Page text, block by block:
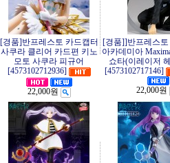
[경품]반프레스토 카드캡터
사쿠라 클리어 카드편 키노
모토 사쿠라 피규어
[4573102712936]
22,000원
[경품]]반프레스
아카데미아
쇼타(이레이저
[4573102717146]
22,000원